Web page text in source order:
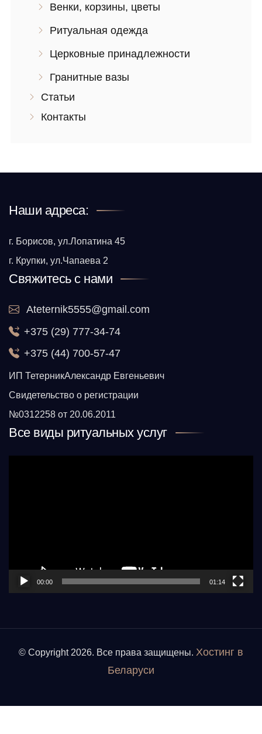
Венки, корзины, цветы
Ритуальная одежда
Церковные принадлежности
Гранитные вазы
Статьи
Контакты
Наши адреса:
г. Борисов, ул.Лопатина 45
г. Крупки, ул.Чапаева 2
Свяжитесь с нами
Ateternik5555@gmail.com
+375 (29) 777-34-74
+375 (44) 700-57-47
ИП ТетерникАлександр Евгеньевич
Свидетельство о регистрации
№0312258 от 20.06.2011
Все виды ритуальных услуг
00:00 01:14
© Copyright 2026. Все права защищены. Хостинг в
Беларуси